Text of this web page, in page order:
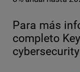
Para más
completo